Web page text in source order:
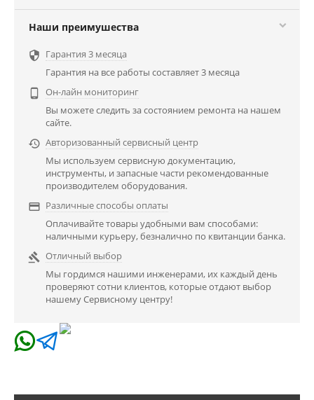
Наши преимушества
 Гарантия 3 месяца
Гарантия на все работы составляет 3 месяца

Он-лайн мониторинг
Вы можете следить за состоянием ремонта на нашем
сайте.
 Авторизованный сервисный центр
Мы используем сервисную документацию,
инструменты, и запасные части рекомендованные
производителем оборудования.
 Различные способы оплаты
Оплачивайте товары удобными вам способами:
наличными курьеру, безналично по квитанции банка.
 Отличный выбор
Мы гордимся нашими инженерами, их каждый день
проверяют сотни клиентов, которые отдают выбор
нашему Сервисному центру!